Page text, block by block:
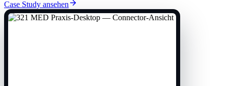
Case Study ansehen